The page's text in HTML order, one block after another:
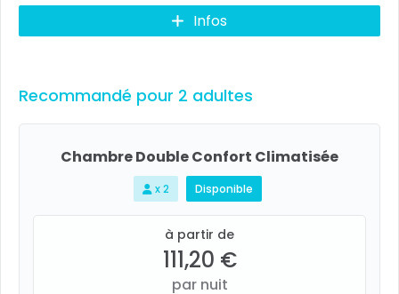
Infos
Recommandé pour 2 adultes
Chambre Double Confort Climatisée
x 2 Disponible
à partir de
111,20 €
par nuit